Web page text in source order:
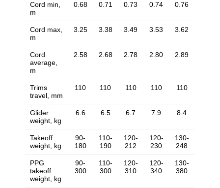
Cord min,
m
0.68 0.71 0.73 0.74 0.76
Cord max,
m
3.25 3.38 3.49 3.53 3.62
Cord
average,
m
2.58 2.68 2.78 2.80 2.89
Trims
travel, mm
110 110 110 110 110
Glider
weight, kg
6.6 6.5 6.7 7.9 8.4
Takeoff
weight, kg
90-
180
110-
190
120-
212
120-
230
130-
248
PPG
takeoff
weight, kg
90-
300
110-
300
120-
310
120-
340
130-
380